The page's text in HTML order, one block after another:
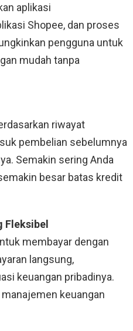
aplikasi
Shopee, dan proses
pengguna untuk
mudah tanpa
riwayat
pembelian sebelumnya
Semakin sering Anda
besar batas kredit
Fleksibel
membayar dengan
langsung,
keuangan pribadinya.
keuangan